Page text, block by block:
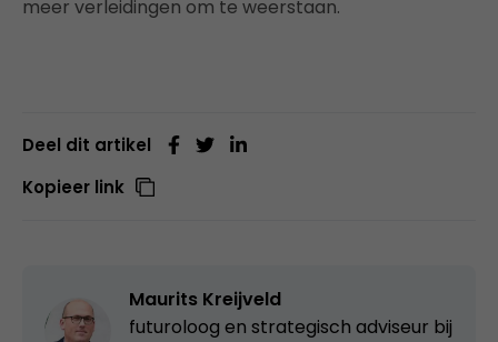
meer verleidingen om te weerstaan.
Deel dit artikel
Kopieer link
Maurits Kreijveld
futuroloog en strategisch adviseur bij